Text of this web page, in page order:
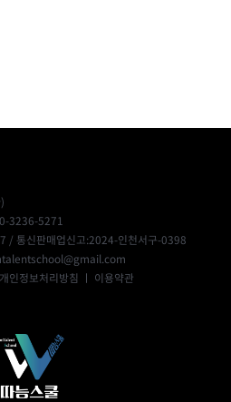
3236-5271
/ 통신판매업신고:2024-인천서구-0398
개인정보처리방침 ㅣ 이용약관